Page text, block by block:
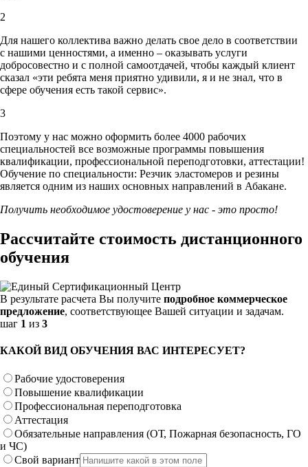
2
Для нашего коллектива важно делать свое дело в соответствии
с нашими ценностями, а именно – оказывать услуги
добросовестно и с полной самоотдачей, чтобы каждый клиент
сказал «эти ребята меня приятно удивили, я и не знал, что в
сфере обучения есть такой сервис».
3
Поэтому у нас можно оформить более 4000 рабочих
специальностей все возможные программы повышения
квалификации, профессиональной переподготовки, аттестации!
Обучение по специальности: Резчик эластомеров и резины
является одним из наших основных направлений в Абакане.
Получить необходимое удостоверение у нас - это просто!
Рассчитайте стоимость дистанционного
обучения
В результате расчета Вы получите подробное коммерческое
предложение, соответствующее Вашей ситуации и задачам.
шаг 1 из 3
КАКОЙ ВИД ОБУЧЕНИЯ ВАС ИНТЕРЕСУЕТ?
Рабочие удостоверения
Повышение квалификации
Профессиональная переподготовка
Аттестация
Обязательные направления (ОТ, Пожарная безопасность, ГО
и ЧС)
Свой вариант